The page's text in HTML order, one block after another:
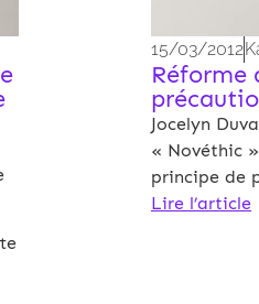
15/03/2012
Réforme
Jocelyn
« Novéthic
principe de
Lire l’article